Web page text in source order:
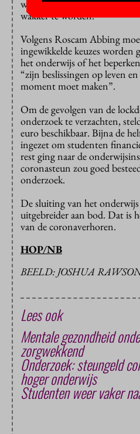
weleens de wens om na het
wakker te worden.
Volgens Roscam Abbing
ingewikkelde keuzes worden
het onderwijs of het
“zijn beslissingen op leven
moment moet maken”.
Om de gevolgen van de
onderzoek te verzachten,
euro beschikbaar. Bijna de
ingezet om studenten
rest ging naar de
coronasteun zou goed
onderzoek.
De sluiting van het
uitgebreider aan bod. Dat is
van de coronaverhoren.
HOP/NB
BEELD: JOSHUA
Lees ook
Mentale gezondheid
zorgwekkend
Onderzoek: steungeld
hoger onderwijs
Studenten weer vaker